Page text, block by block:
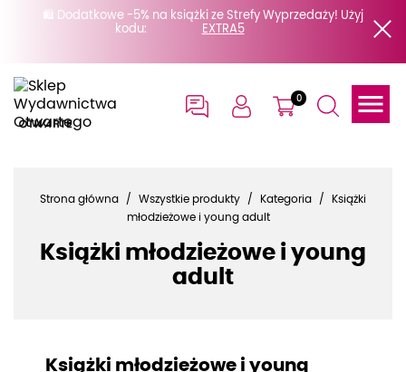
🛍️ Dodatkowe -5% na książki ze Strefy Wyprzedaży! Użyj
kodu:

0
Strona główna Wszystkie produkty Kategoria
Książki
młodzieżowe i young adult
Książki młodzieżowe i young
adult
Książki młodzieżowe i young